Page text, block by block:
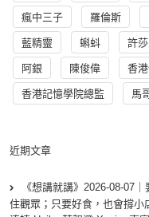
瘋中三子 羅倫斯
藍精靈 蝌蚪 許莎
阿銀 陳俊偉 香
香港記憶學院總監 馬
近期文章
《想講就講》2026-08-07
住觀眾；只要好食，也會撐小